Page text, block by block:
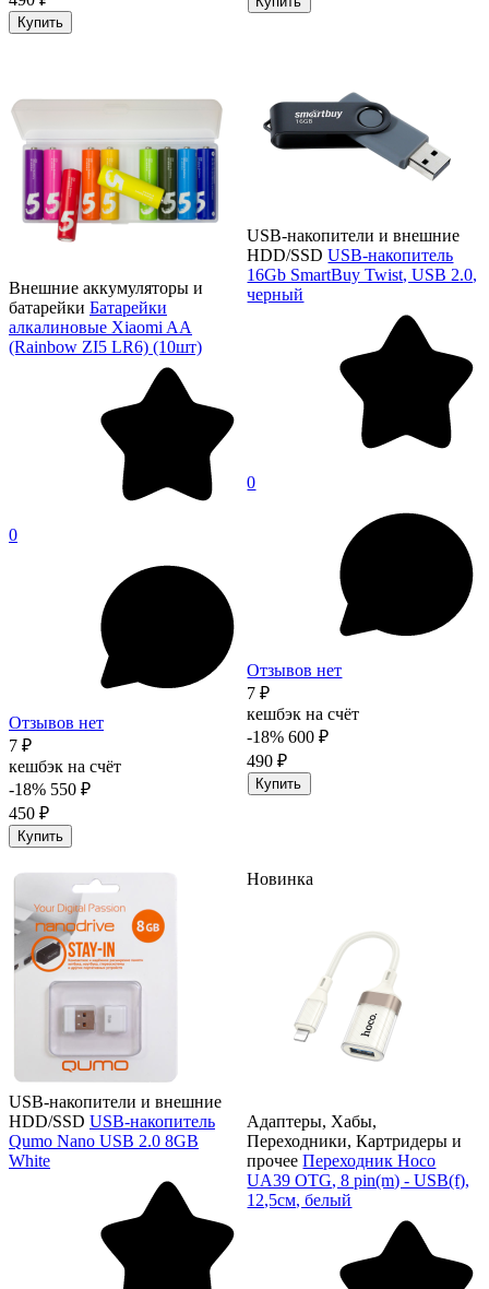
Купить
Внешние аккумуляторы и
батарейки Батарейки
алкалиновые Xiaomi AA
(Rainbow ZI5 LR6) (10шт)
0
Отзывов нет
7 ₽
кешбэк на счёт
-18% 550 ₽
450 ₽
Купить
USB-накопители и внешние
HDD/SSD USB-накопитель
16Gb SmartBuy Twist, USB 2.0,
черный
0
Отзывов нет
7 ₽
кешбэк на счёт
-18% 600 ₽
490 ₽
Купить
USB-накопители и внешние
HDD/SSD USB-накопитель
Qumo Nano USB 2.0 8GB
White
Новинка
Адаптеры, Хабы,
Переходники, Картридеры и
прочее Переходник Hoco
UA39 OTG, 8 pin(m) - USB(f),
12,5см, белый